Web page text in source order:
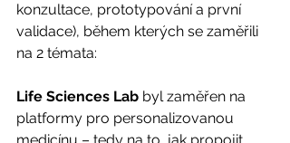
konzultace, prototypování a první
validace), během kterých se zaměřili
na 2 témata:
Life Sciences Lab byl zaměřen na
platformy pro personalizovanou